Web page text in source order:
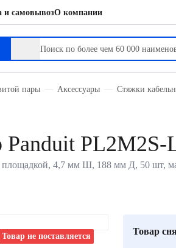
и самовывозО компании
пары Аксессуары Стяжки
Товар не поставляется
Panduit PL2M2S-
4,7 мм Ш, 188 мм Д, 50 шт,
Товар